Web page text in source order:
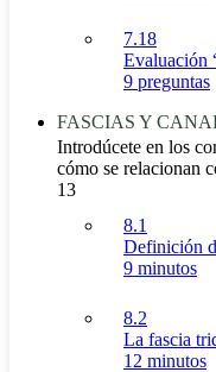
7.18
Evaluación
9 preguntas
FASCIAS Y
Introdúcete en los
cómo se relacionan
13
8.1
Definición
9 minutos
8.2
La fascia
12 minutos